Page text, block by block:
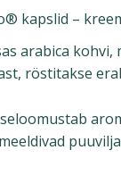
kapslid –
arabica
röstitakse